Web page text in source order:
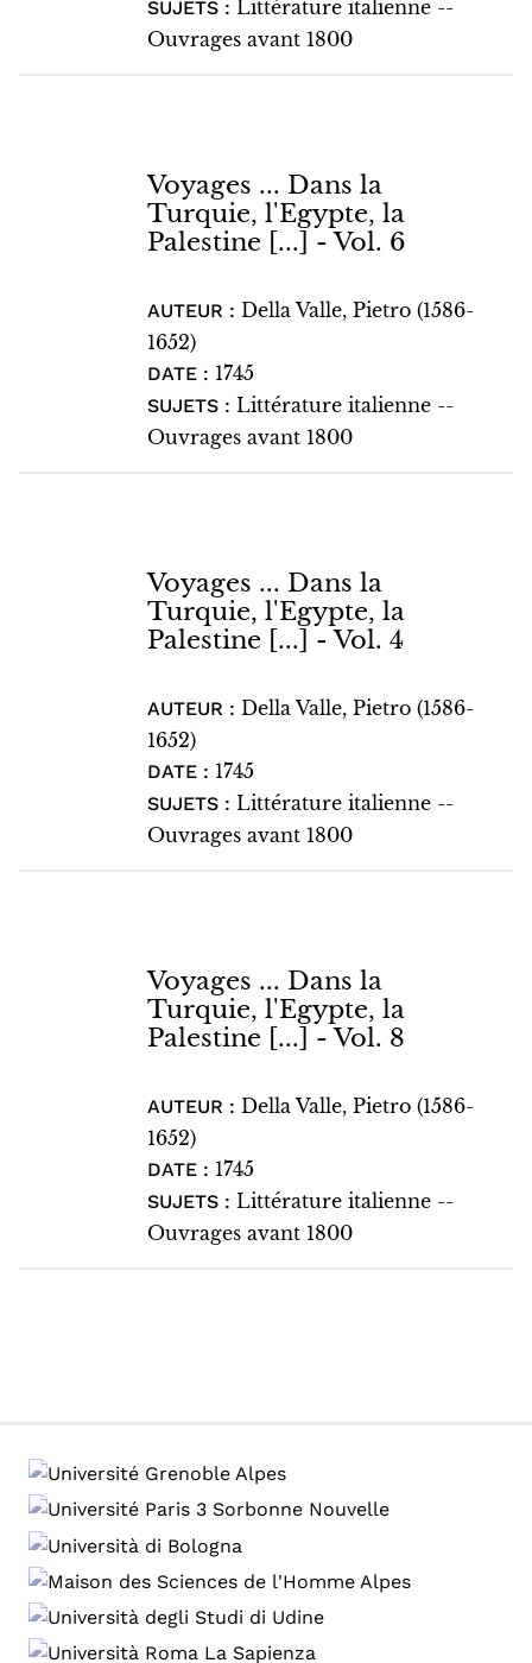
SUJETS : Littérature italienne --
Ouvrages avant 1800
Voyages ... Dans la
Turquie, l'Egypte, la
Palestine [...] - Vol. 6
AUTEUR : Della Valle, Pietro (1586-
1652)
DATE : 1745
SUJETS : Littérature italienne --
Ouvrages avant 1800
Voyages ... Dans la
Turquie, l'Egypte, la
Palestine [...] - Vol. 4
AUTEUR : Della Valle, Pietro (1586-
1652)
DATE : 1745
SUJETS : Littérature italienne --
Ouvrages avant 1800
Voyages ... Dans la
Turquie, l'Egypte, la
Palestine [...] - Vol. 8
AUTEUR : Della Valle, Pietro (1586-
1652)
DATE : 1745
SUJETS : Littérature italienne --
Ouvrages avant 1800